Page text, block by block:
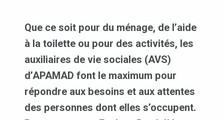
Que ce soit pour du ménage, de l’aide
à la toilette ou pour des activités, les
auxiliaires de vie sociales (AVS)
d’APAMAD font le maximum pour
répondre aux besoins et aux attentes
des personnes dont elles s’occupent.